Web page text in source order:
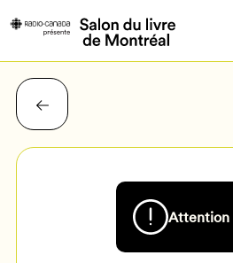
Attention